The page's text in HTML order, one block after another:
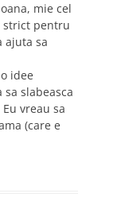
mie cel
pentru
ajuta sa
idee
slabeasca
vreau sa
(care e